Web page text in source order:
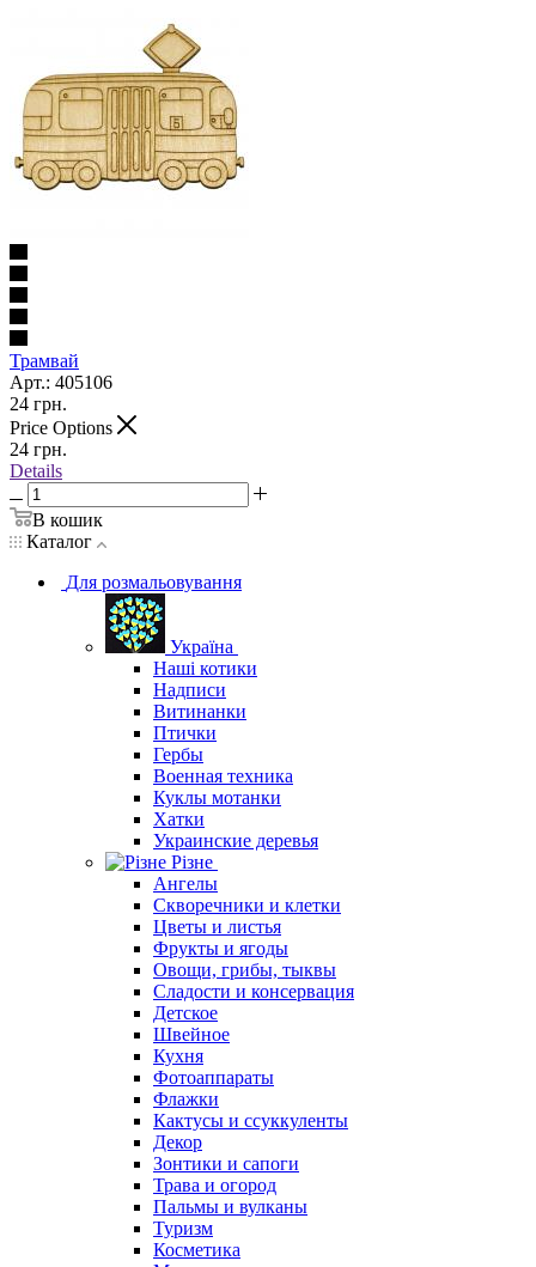
Трамвай
Арт.: 405106
24 грн.
Price Options
24 грн.
Details
В кошик
Каталог
Для розмальовування
Україна
Наші котики
Надписи
Витинанки
Птички
Гербы
Военная техника
Куклы мотанки
Хатки
Украинские деревья
Різне
Ангелы
Скворечники и клетки
Цветы и листья
Фрукты и ягоды
Овощи, грибы, тыквы
Сладости и консервация
Детское
Швейное
Кухня
Фотоаппараты
Флажки
Кактусы и ссуккуленты
Декор
Зонтики и сапоги
Трава и огород
Пальмы и вулканы
Туризм
Косметика